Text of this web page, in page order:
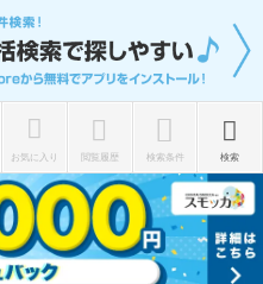
お気に入り 閲覧履歴 検索条件 検索